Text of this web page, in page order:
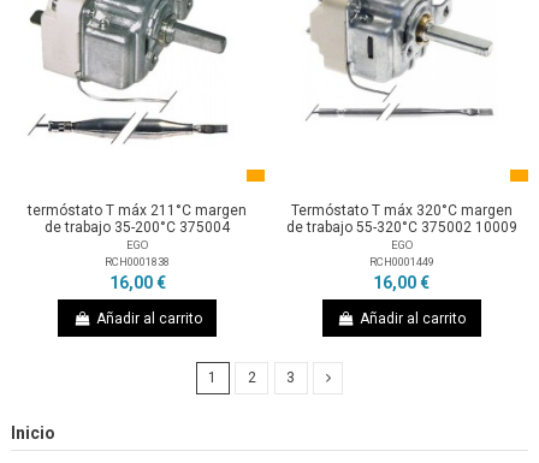
termóstato T máx 211°C margen
de trabajo 35-200°C 375004
EGO
RCH0001838
16,00 €
Añadir al carrito
Termóstato T máx 320°C margen
de trabajo 55-320°C 375002 10009
EGO
RCH0001449
16,00 €
Añadir al carrito
1 2 3
Inicio